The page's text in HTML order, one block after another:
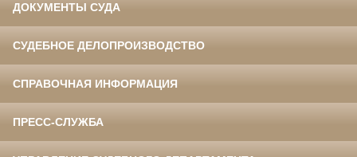
ДОКУМЕНТЫ СУДА
СУДЕБНОЕ ДЕЛОПРОИЗВОДСТВО
СПРАВОЧНАЯ ИНФОРМАЦИЯ
ПРЕСС-СЛУЖБА